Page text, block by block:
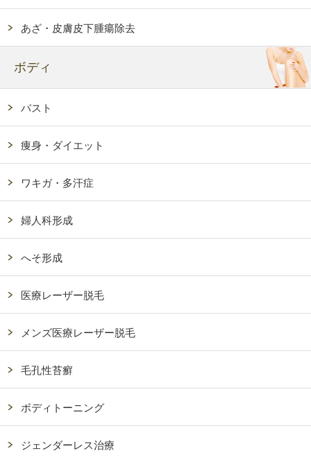
あざ・皮膚皮下腫瘍除去
ボディ
バスト
痩身・ダイエット
ワキガ・多汗症
婦人科形成
へそ形成
医療レーザー脱毛
メンズ医療レーザー脱毛
毛孔性苔癬
ボディトーニング
ジェンダーレス治療